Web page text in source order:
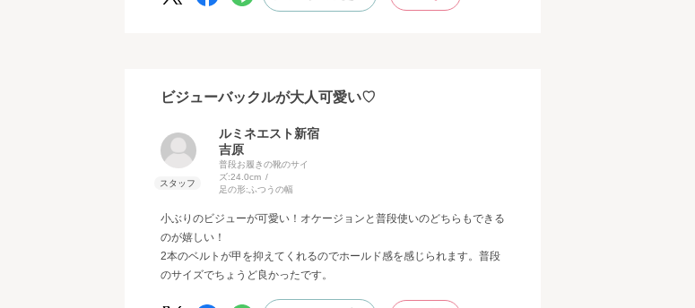
ビジューバックルが大人可愛い♡
ルミネエスト新宿
吉原
普段お履きの靴のサイ
ズ:24.0cm
足の形: ふつうの幅
小ぶりのビジューが可愛い！オケージョンと普段使いのどちらもできる
のが嬉しい！
2本のベルトが甲を抑えてくれるのでホールド感を感じられます。普段
のサイズでちょうど良かったです。